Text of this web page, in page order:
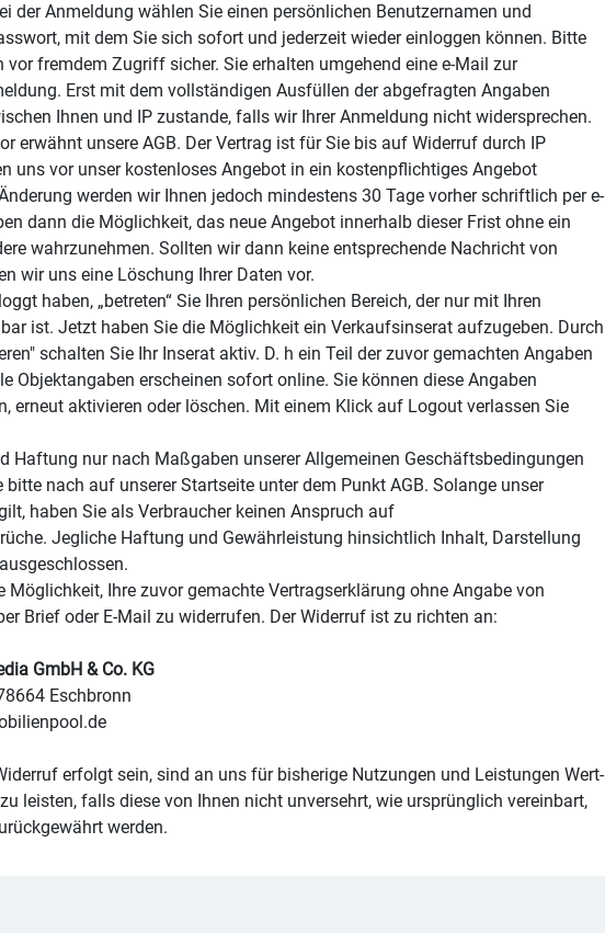
der Anmeldung wählen Sie einen persönlichen Benutzernamen und
mit dem Sie sich sofort und jederzeit wieder einloggen können. Bitte
vor fremdem Zugriff sicher. Sie erhalten umgehend eine e-Mail zur
Erst mit dem vollständigen Ausfüllen der abgefragten Angaben
Ihnen und IP zustande, falls wir Ihrer Anmeldung nicht widersprechen.
erwähnt unsere AGB. Der Vertrag ist für Sie bis auf Widerruf durch IP
uns vor unser kostenloses Angebot in ein kostenpflichtiges Angebot
werden wir Ihnen jedoch mindestens 30 Tage vorher schriftlich per e-
dann die Möglichkeit, das neue Angebot innerhalb dieser Frist ohne ein
wahrzunehmen. Sollten wir dann keine entsprechende Nachricht von
wir uns eine Löschung Ihrer Daten vor.
haben, „betreten“ Sie Ihren persönlichen Bereich, der nur mit Ihren
ist. Jetzt haben Sie die Möglichkeit ein Verkaufsinserat aufzugeben. Durch
schalten Sie Ihr Inserat aktiv. D. h ein Teil der zuvor gemachten Angaben
Objektangaben erscheinen sofort online. Sie können diese Angaben
erneut aktivieren oder löschen. Mit einem Klick auf Logout verlassen Sie
Haftung nur nach Maßgaben unserer Allgemeinen Geschäftsbedingungen
bitte nach auf unserer Startseite unter dem Punkt AGB. Solange unser
haben Sie als Verbraucher keinen Anspruch auf
Jegliche Haftung und Gewährleistung hinsichtlich Inhalt, Darstellung
Möglichkeit, Ihre zuvor gemachte Vertragserklärung ohne Angabe von
Brief oder E-Mail zu widerrufen. Der Widerruf ist zu richten an:
GmbH & Co. KG
Eschbronn
erfolgt sein, sind an uns für bisherige Nutzungen und Leistungen Wert-
leisten, falls diese von Ihnen nicht unversehrt, wie ursprünglich vereinbart,
werden.